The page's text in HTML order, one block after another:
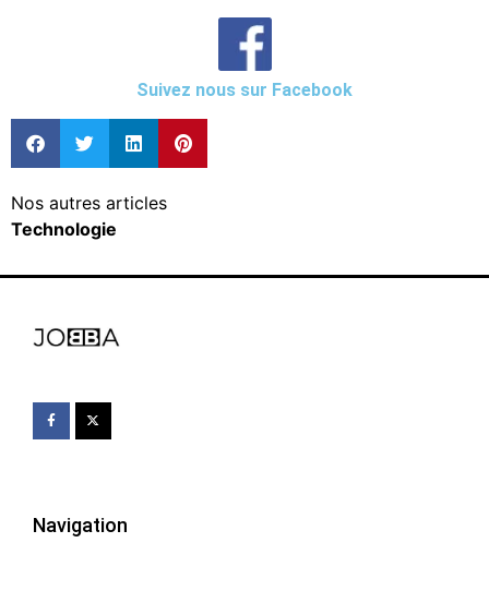
Suivez nous sur Facebook
Nos autres articles
Technologie
Navigation